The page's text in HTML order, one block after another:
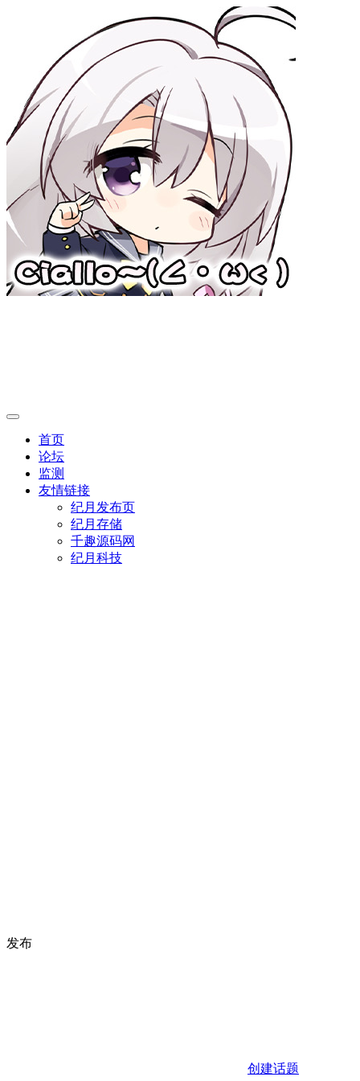
首页
论坛
监测
友情链接
纪月发布页
纪月存储
千趣源码网
纪月科技
发布
创建话题